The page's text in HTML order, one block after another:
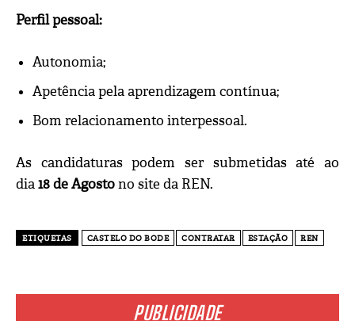
PUBLICIDADE
Perfil pessoal:
Autonomia;
Apetência pela aprendizagem contínua;
Bom relacionamento interpessoal.
As candidaturas podem ser submetidas até ao
dia18 de Agostono site da REN.
ETIQUETAS CASTELO DO BODE CONTRATAR ESTAÇÃO REN